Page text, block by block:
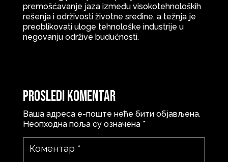
premošćavanje jaza između visokotehnoloških
rešenja i održivosti životne sredine, a težnja je
preoblikovati uloge tehnološke industrije u
negovanju održive budućnosti.
Prosledi komentar
Ваша адреса е-поште неће бити објављена.
Неопходна поља су означена *